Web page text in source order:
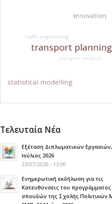
Τελευταία Νέα
Εξέταση Διπλωματικών Εργασιών,
Ιούλιος 2026
23/07/2026 - 13:00
Ενημερωτική εκδήλωση για τις
Κατευθύνσεις του προγράμματος
σπουδών της Σχολής Πολιτικών